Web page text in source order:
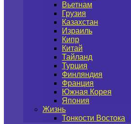
Вьетнам
Грузия
Казахстан
Израиль
Кипр
Китай
Тайланд
Турция
Финляндия
Франция
Южная Корея
Япония
Жизнь
Тонкости Востока